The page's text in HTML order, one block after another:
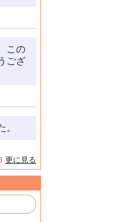
この
ござ
。
更に見る